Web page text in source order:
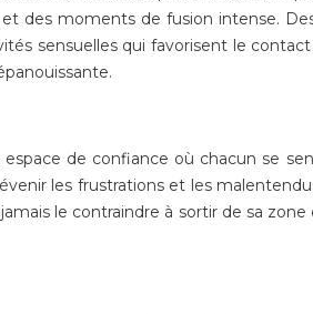
des moments de fusion intense.
sensuelles qui favorisent le
de confiance où chacun se
les frustrations et les
le contraindre à sortir de sa zone